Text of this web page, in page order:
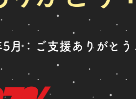
月：ご支援ありがとう